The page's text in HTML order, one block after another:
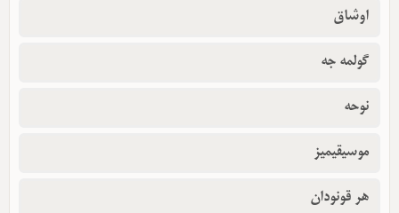
اوشاق
گولمه جه
نوحه
موسیقیمیز
هر قونودان